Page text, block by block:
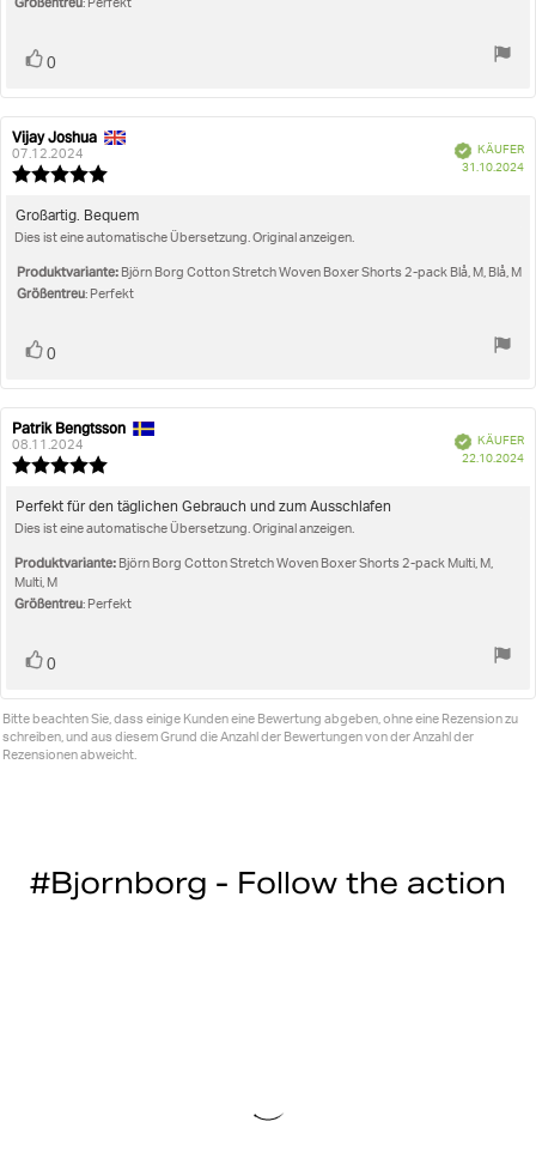
: Perfekt
Stimme
0
Autor
der
Rezension:
Vijay Joshua
07.12.2024
von
VerifiziertKÄUFER
31.10.2024
Rezensionstext:
Großartig. Bequem
Dies ist eine automatische Übersetzung. Original anzeigen.
Produktvariante: Björn Borg Cotton Stretch Woven Boxer Shorts 2-pack Blå, M, Blå, M
Größentreu: Perfekt
Stimme
0
Autor
der
Rezension:
Patrik Bengtsson
08.11.2024
von
VerifiziertKÄUFER
22.10.2024
Rezensionstext:
Perfekt für den täglichen Gebrauch und zum Ausschlafen
Dies ist eine automatische Übersetzung. Original anzeigen.
Produktvariante: Björn Borg Cotton Stretch Woven Boxer Shorts 2-pack Multi, M,
Multi, M
Größentreu: Perfekt
Stimme
0
Bitte beachten Sie, dass einige Kunden eine Bewertung abgeben, ohne eine Rezension zu
schreiben, und aus diesem Grund die Anzahl der Bewertungen von der Anzahl der
Rezensionen abweicht.
#Bjornborg - Follow the action